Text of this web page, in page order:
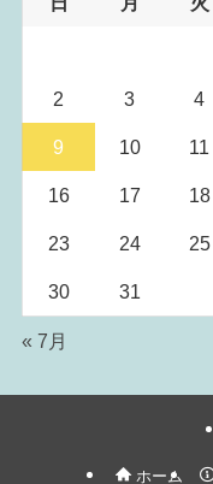
2 3 4
9 10 11
16 17 18
23 24 25
30 31
« 7月
ホーム